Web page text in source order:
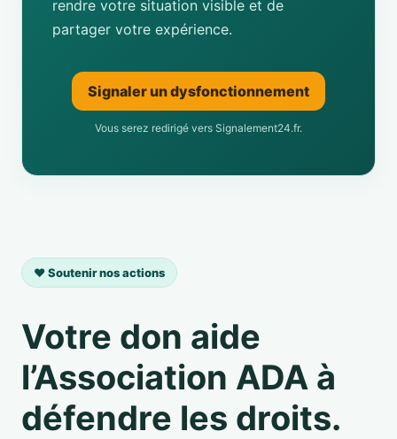
rendre votre situation visible et de
partager votre expérience.
Signaler un dysfonctionnement
Vous serez redirigé vers Signalement24.fr.
❤️ Soutenir nos actions
Votre don aide
l’Association ADA à
défendre les droits.